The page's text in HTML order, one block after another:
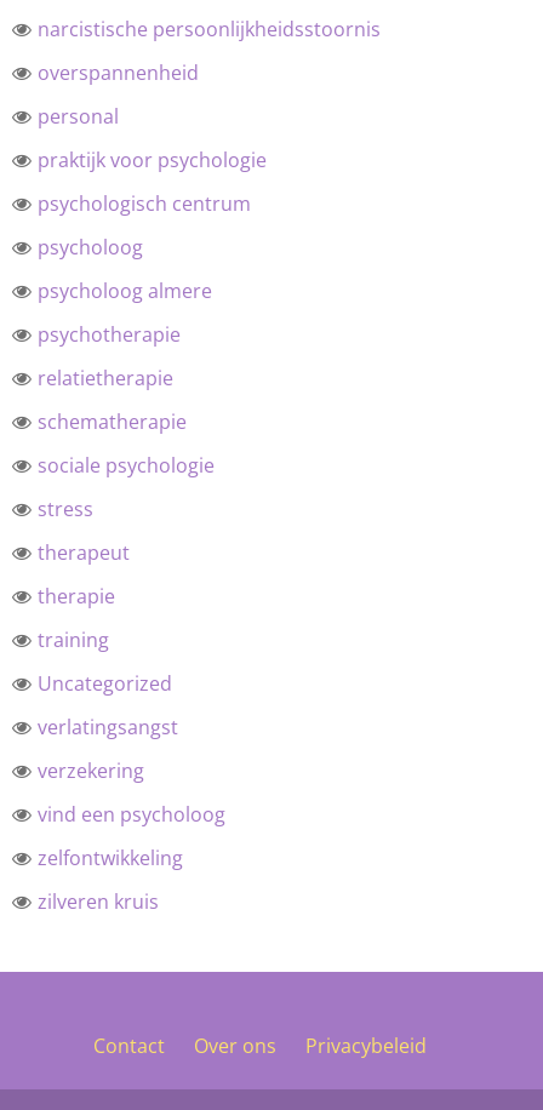
narcistische persoonlijkheidsstoornis
overspannenheid
personal
praktijk voor psychologie
psychologisch centrum
psycholoog
psycholoog almere
psychotherapie
relatietherapie
schematherapie
sociale psychologie
stress
therapeut
therapie
training
Uncategorized
verlatingsangst
verzekering
vind een psycholoog
zelfontwikkeling
zilveren kruis
Contact Over ons Privacybeleid